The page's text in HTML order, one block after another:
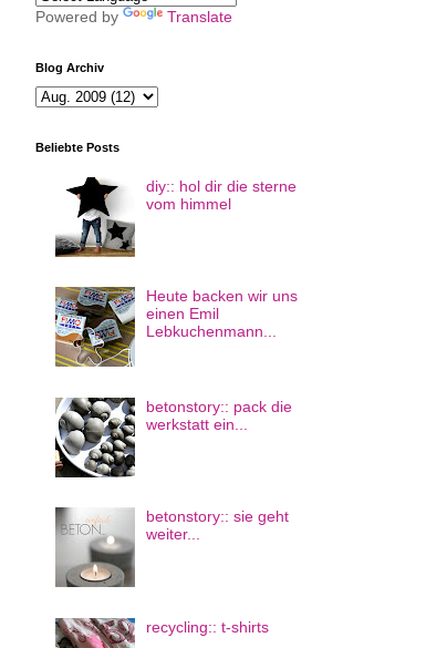
Powered by Translate
Blog Archiv
Beliebte Posts
diy:: hol dir die sterne
vom himmel
Heute backen wir uns
einen Emil
Lebkuchenmann...
betonstory:: pack die
werkstatt ein...
betonstory:: sie geht
weiter...
recycling:: t-shirts